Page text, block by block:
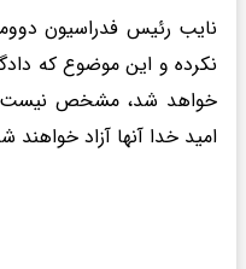
نایب رئیس فدراسیون
نکرده و این موضوع که
خواهد شد، مشخص نیست.
امید خدا آنها آزاد خواهند